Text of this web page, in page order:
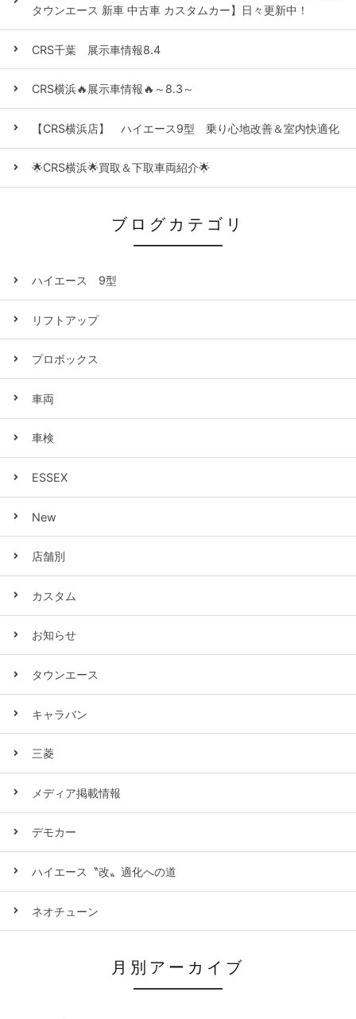
タウンエース 新車 中古車 カスタムカー】日々更新中！
CRS千葉 展示車情報8.4
CRS横浜🔥展示車情報🔥～8.3～
【CRS横浜店】 ハイエース9型 乗り心地改善＆室内快適化
🌟CRS横浜🌟買取＆下取車両紹介🌟
ブログカテゴリ
ハイエース 9型
リフトアップ
プロボックス
車両
車検
ESSEX
New
店舗別
カスタム
お知らせ
タウンエース
キャラバン
三菱
メディア掲載情報
デモカー
ハイエース〝改〟適化への道
ネオチューン
月別アーカイブ